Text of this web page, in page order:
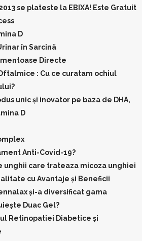
se plateste la EBIXA! Este Gratuit
D
în Sarcinã
Directe
: Cu ce curatam ochiul
unic și inovator pe baza de DHA,
D
Anti-Covid-19?
unghii care trateaza micoza unghiei
cu Avantaje și Beneficii
și-a diversificat gama
Duac Gel?
Retinopatiei Diabetice și